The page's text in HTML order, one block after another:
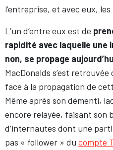
l’entreprise, et avec eux,
L’un d’entre eux est de
rapidité avec laquelle une
non, se propage
MacDonalds s’est
face à la propagation de
Même après son démenti,
encore relayée, faisant son
d’internautes dont une
pas « follower » du compte